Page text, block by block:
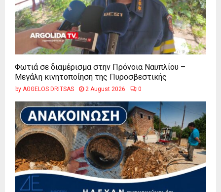
Φωτιά σε διαμέρισμα στην Πρόνοια Ναυπλίου –
Μεγάλη κινητοποίηση της Πυροσβεστικής
by AGGELOS DRITSAS 2 August 2026 0